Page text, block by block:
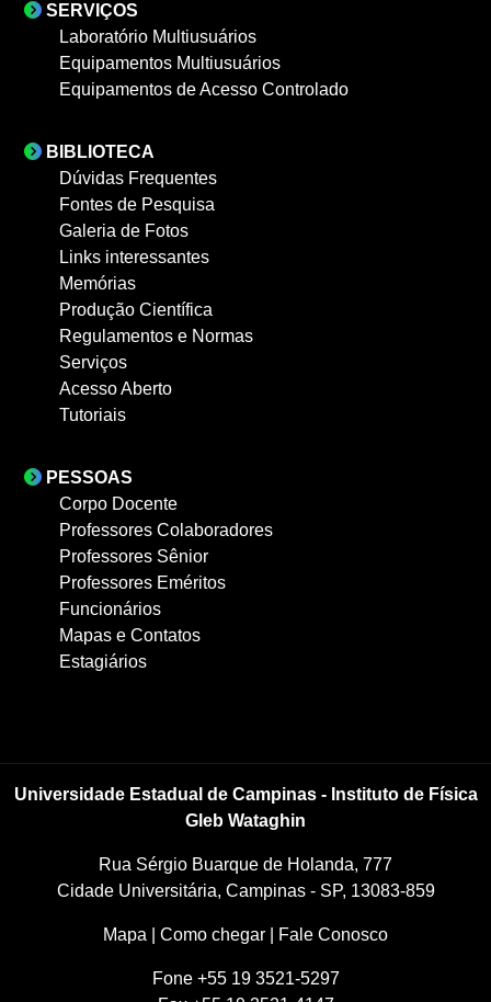
SERVIÇOS
Laboratório Multiusuários
Equipamentos Multiusuários
Equipamentos de Acesso Controlado
BIBLIOTECA
Dúvidas Frequentes
Fontes de Pesquisa
Galeria de Fotos
Links interessantes
Memórias
Produção Científica
Regulamentos e Normas
Serviços
Acesso Aberto
Tutoriais
PESSOAS
Corpo Docente
Professores Colaboradores
Professores Sênior
Professores Eméritos
Funcionários
Mapas e Contatos
Estagiários
Universidade Estadual de Campinas - Instituto de Física
Gleb Wataghin
Rua Sérgio Buarque de Holanda, 777
Cidade Universitária, Campinas - SP, 13083-859
Mapa Como chegar Fale Conosco
Fone +55 19 3521-5297